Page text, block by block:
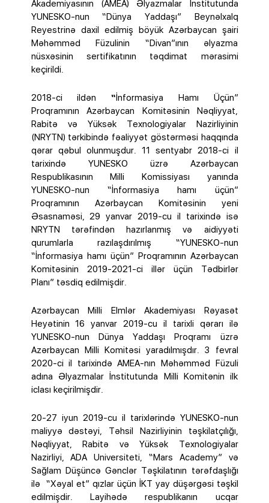
Akademiyasının (AMEA) Əlyazmalar İnstitutunda
YUNESKO-nun “Dünya Yaddaşı” Beynəlxalq
Reyestrinə daxil edilmiş böyük Azərbaycan şairi
Məhəmməd Füzulinin “Divan”ının əlyazma
nüsxəsinin sertifikatının təqdimat mərasimi
keçirildi.
2018-ci ildən “İnformasiya Hamı Üçün”
Proqramının Azərbaycan Komitəsinin Nəqliyyat,
Rabitə və Yüksək Texnologiyalar Nazirliyinin
(NRYTN) tərkibində fəaliyyət göstərməsi haqqında
qərar qəbul olunmuşdur. 11 sentyabr 2018-ci il
tarixində YUNESKO üzrə Azərbaycan
Respublikasının Milli Komissiyası yanında
YUNESKO-nun “İnformasiya hamı üçün”
Proqramının Azərbaycan Komitəsinin yeni
Əsasnaməsi, 29 yanvar 2019-cu il tarixində isə
NRYTN tərəfindən hazırlanmış və aidiyyəti
qurumlarla razılaşdırılmış “YUNESKO-nun
“İnformasiya hamı üçün” Proqramının Azərbaycan
Komitəsinin 2019-2021-ci illər üçün Tədbirlər
Planı” təsdiq edilmişdir.
Azərbaycan Milli Elmlər Akademiyası Rəyasət
Heyətinin 16 yanvar 2019-cu il tarixli qərarı ilə
YUNESKO-nun Dünya Yaddaşı Proqramı üzrə
Azərbaycan Milli Komitəsi yaradılmışdır. 3 fevral
2020-ci il tarixində AMEA-nın Məhəmməd Füzuli
adına Əlyazmalar İnstitutunda Milli Komitənin ilk
iclası keçirilmişdir.
20-27 iyun 2019-cu il tarixlərində YUNESKO-nun
maliyyə dəstəyi, Təhsil Nazirliyinin təşkilatçılığı,
Nəqliyyat, Rabitə və Yüksək Texnologiyalar
Nazirliyi, ADA Universiteti, “Mars Academy” və
Sağlam Düşüncə Gənclər Təşkilatının tərəfdaşlığı
ilə “Xəyal et” qızlar üçün İKT yay düşərgəsi təşkil
edilmişdir. Layihədə respublikanın ucqar